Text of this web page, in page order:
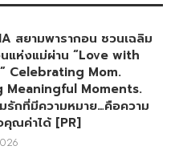
สยามพารากอน ชวนเฉลิม
แห่งแม่ผ่าน “Love with
Celebrating Mom.
Meaningful Moments.
มรักที่มีความหมาย…คือความ
ณค่าได้ [PR]